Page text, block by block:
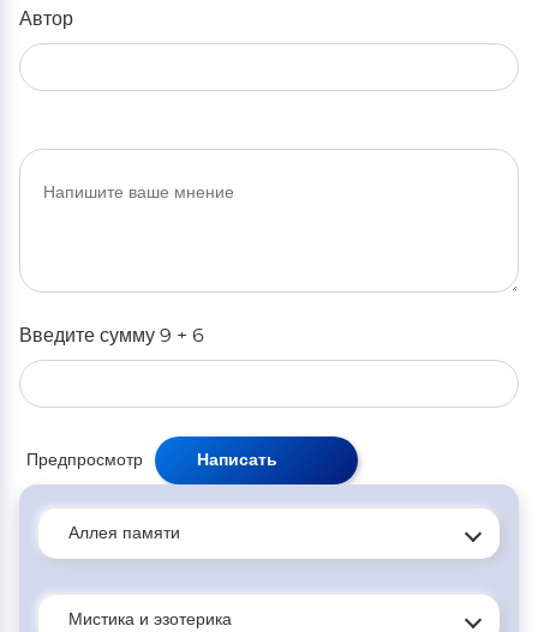
Автор
Введите сумму 9 + 6
Аллея памяти
Мистика и эзотерика